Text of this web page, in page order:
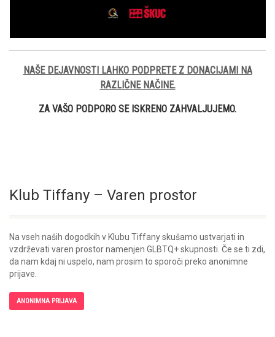
NAŠE DEJAVNOSTI LAHKO PODPRETE Z DONACIJAMI NA
RAZLIČNE NAČINE.
ZA VAŠO PODPORO SE ISKRENO ZAHVALJUJEMO.
Klub Tiffany – Varen prostor
Na vseh naših dogodkih v Klubu Tiffany skušamo ustvarjati in
vzdrževati varen prostor namenjen GLBTQ+ skupnosti. Če se ti zdi,
da nam kdaj ni uspelo, nam prosim to sporoči preko anonimne
prijave.
ANONIMNA PRIJAVA